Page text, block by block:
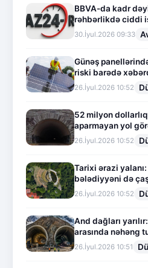
BBVA-da kadr
rəhbərlikdə ciddi
30.İyul.2026 09:33
Günəş
riski barədə
26.İyul.2026 10:52
52 milyon
aparmayan yol
26.İyul.2026 10:52
Tarixi ərazi
bələdiyyəni də
26.İyul.2026 10:52
And dağları
arasında nəhəng
26.İyul.2026 10:51